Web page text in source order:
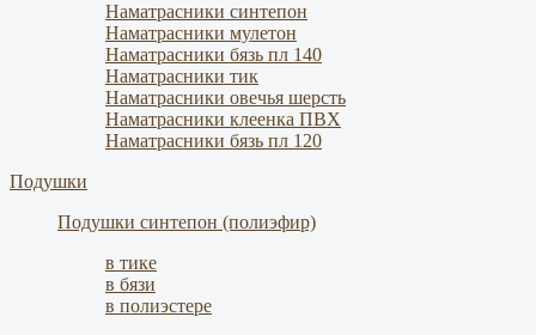
Наматрасники синтепон
Наматрасники мулетон
Наматрасники бязь пл 140
Наматрасники тик
Наматрасники овечья шерсть
Наматрасники клеенка ПВХ
Наматрасники бязь пл 120
Подушки
Подушки синтепон (полиэфир)
в тике
в бязи
в полиэстере